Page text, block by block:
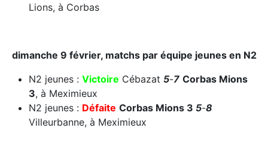
Lions, à Corbas
dimanche 9 février, matchs par équipe jeunes en N2
N2 jeunes : Victoire Cébazat 5-7 Corbas Mions
3, à Meximieux
N2 jeunes : Défaite Corbas Mions 3 5-8
Villeurbanne, à Meximieux